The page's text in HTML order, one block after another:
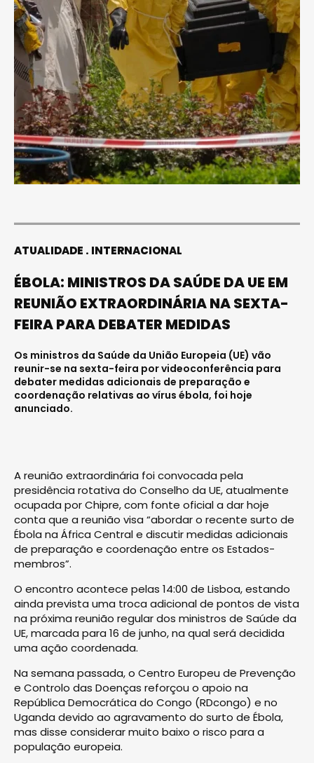
ATUALIDADE INTERNACIONAL
ÉBOLA: MINISTROS DA SAÚDE DA UE EM
REUNIÃO EXTRAORDINÁRIA NA SEXTA-
FEIRA PARA DEBATER MEDIDAS
Os ministros da Saúde da União Europeia (UE) vão
reunir-se na sexta-feira por videoconferência para
debater medidas adicionais de preparação e
coordenação relativas ao vírus ébola, foi hoje
anunciado.
A reunião extraordinária foi convocada pela
presidência rotativa do Conselho da UE, atualmente
ocupada por Chipre, com fonte oficial a dar hoje
conta que a reunião visa “abordar o recente surto de
Ébola na África Central e discutir medidas adicionais
de preparação e coordenação entre os Estados-
membros”.
O encontro acontece pelas 14:00 de Lisboa, estando
ainda prevista uma troca adicional de pontos de vista
na próxima reunião regular dos ministros de Saúde da
UE, marcada para 16 de junho, na qual será decidida
uma ação coordenada.
Na semana passada, o Centro Europeu de Prevenção
e Controlo das Doenças reforçou o apoio na
República Democrática do Congo (RDcongo) e no
Uganda devido ao agravamento do surto de Ébola,
mas disse considerar muito baixo o risco para a
população europeia.